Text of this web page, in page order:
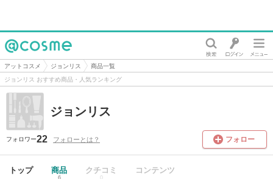
@cosme
アットコスメ ジョンリス
商品一覧
ジョンリス おすすめ商品・人気ランキング
ジョンリス
フォロワー22 フォローとは？ フォロー
トップ 商品
6
クチコミ
0
コンテンツ